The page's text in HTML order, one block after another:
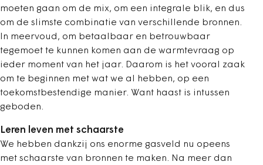
moeten gaan om de mix, om een integrale blik, en dus
om de slimste combinatie van verschillende bronnen.
In meervoud, om betaalbaar en betrouwbaar
tegemoet te kunnen komen aan de warmtevraag op
ieder moment van het jaar. Daarom is het vooral zaak
om te beginnen met wat we al hebben, op een
toekomstbestendige manier. Want haast is intussen
geboden.
Leren leven met schaarste
We hebben dankzij ons enorme gasveld nu opeens
met schaarste van bronnen te maken. Na meer dan